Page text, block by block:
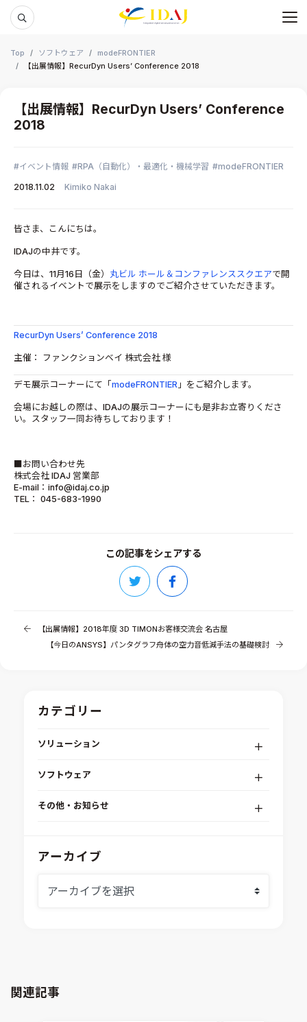
メ
Top ソフトウェア
modeFRONTIER
【出展情報】RecurDyn Users’ Conference 2018
【出展情報】RecurDyn Users’ Conference
2018
イベント情報 RPA（自動化）・最適化・機械学習
modeFRONTIER
2018.11.02
Kimiko Nakai
皆さま、こんにちは。
IDAJの中井です。
今日は、11月16日（金） 丸ビル ホール＆コンファレンススクエアで開
催されるイベントで展示をしますのでご紹介させていただきます。
RecurDyn Users’ Conference 2018
主催： ファンクションベイ 株式会社 様
デモ展示コーナーにて「 modeFRONTIER 」をご紹介します。
会場にお越しの際は、IDAJの展示コーナーにも是非お立寄りくださ
い。スタッフ一同お待ちしております！
■お問い合わせ先
株式会社 IDAJ 営業部
E-mail：info@idaj.co.jp
TEL： 045-683-1990
この記事をシェアする
【出展情報】2018年度 3D TIMONお客様交流会 名古屋
【今日のANSYS】パンタグラフ舟体の空力音低減手法の基礎検討
カテゴリー
ソリューション
組込みソフトウェア開発プラットフォーム
システムシミュレーション
CAD連携・CAE業務支援
ソフトウェア
modeFRONTIER
Ansys SCADE
Virtual Environment
その他・お知らせ
IDAJからのお知らせ
アーカイブ
関連記事